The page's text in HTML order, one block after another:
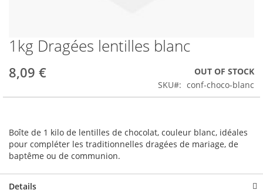
Skip
to
the
beginning
1kg Dragées lentilles blanc
8,09 €
OUT OF STOCK
SKU
conf-choco-blanc
Boîte de 1 kilo de lentilles de chocolat, couleur blanc, idéales
pour compléter les traditionnelles dragées de mariage, de
baptême ou de communion.
Details